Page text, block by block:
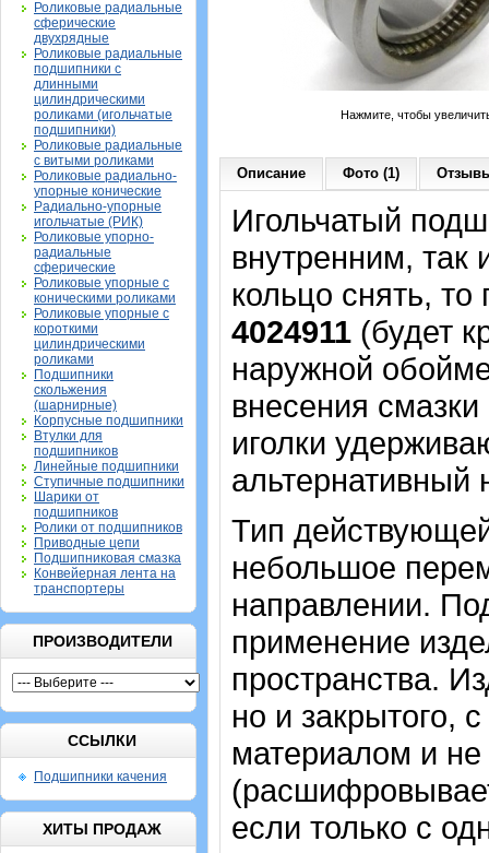
Роликовые радиальные
сферические
двухрядные
Роликовые радиальные
подшипники с
длинными
цилиндрическими
роликами (игольчатые
подшипники)
Роликовые радиальные
с витыми роликами
Роликовые радиально-
упорные конические
Радиально-упорные
игольчатые (РИК)
Роликовые упорно-
радиальные
сферические
Роликовые упорные с
коническими роликами
Роликовые упорные с
короткими
цилиндрическими
роликами
Подшипники
скольжения
(шарнирные)
Корпусные подшипники
Втулки для
подшипников
Линейные подшипники
Ступичные подшипники
Шарики от
подшипников
Ролики от подшипников
Приводные цепи
Подшипниковая смазка
Конвейерная лента на
транспортеры
ПРОИЗВОДИТЕЛИ
ССЫЛКИ
Подшипники качения
ХИТЫ ПРОДАЖ
Нажмите, чтобы
Описание Фото (1)
Игольчатый
внутренним,
кольцо снять,
4024911 (будет
наружной
внесения смазки
иголки
Тип
небольшое
направлении.
применение
пространства.
но и закрытого,
материалом и
если только с